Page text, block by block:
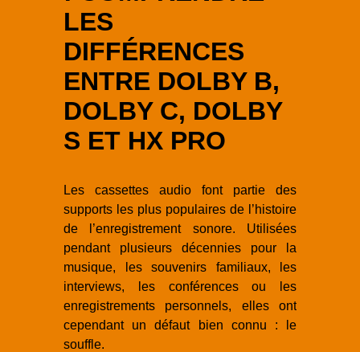
LES
DIFFÉRENCES
ENTRE DOLBY B,
DOLBY C, DOLBY
S ET HX PRO
Les cassettes audio font partie des
supports les plus populaires de l’histoire
de l’enregistrement sonore. Utilisées
pendant plusieurs décennies pour la
musique, les souvenirs familiaux, les
interviews, les conférences ou les
enregistrements personnels, elles ont
cependant un défaut bien connu : le
souffle.